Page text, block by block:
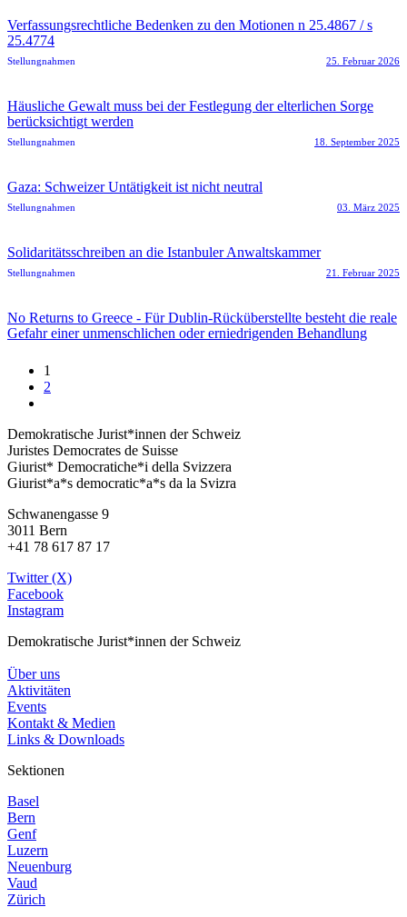
Verfassungsrechtliche Bedenken zu den Motionen n 25.4867 / s
25.4774
Stellungnahmen 25. Februar 2026
Häusliche Gewalt muss bei der Festlegung der elterlichen Sorge
berücksichtigt werden
Stellungnahmen 18. September 2025
Gaza: Schweizer Untätigkeit ist nicht neutral
Stellungnahmen 03. März 2025
Solidaritätsschreiben an die Istanbuler Anwaltskammer
Stellungnahmen 21. Februar 2025
No Returns to Greece - Für Dublin-Rücküberstellte besteht die reale
Gefahr einer unmenschlichen oder erniedrigenden Behandlung
1
2
Demokratische Jurist*innen der Schweiz
Juristes Democrates de Suisse
Giurist* Democratiche*i della Svizzera
Giurist*a*s democratic*a*s da la Svizra
Schwanengasse 9
3011 Bern
+41 78 617 87 17
Twitter (X)
Facebook
Instagram
Demokratische Jurist*innen der Schweiz
Über uns
Aktivitäten
Events
Kontakt & Medien
Links & Downloads
Sektionen
Basel
Bern
Genf
Luzern
Neuenburg
Vaud
Zürich